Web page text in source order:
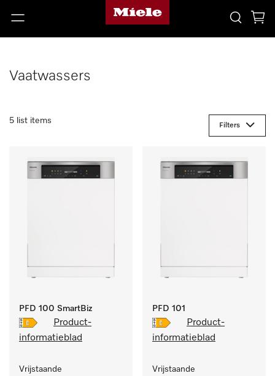
Vaatwassers
5 list items
Filters
PFD 100 SmartBiz
Product-
informatieblad
Vrijstaande
PFD 101
Product-
informatieblad
Vrijstaande